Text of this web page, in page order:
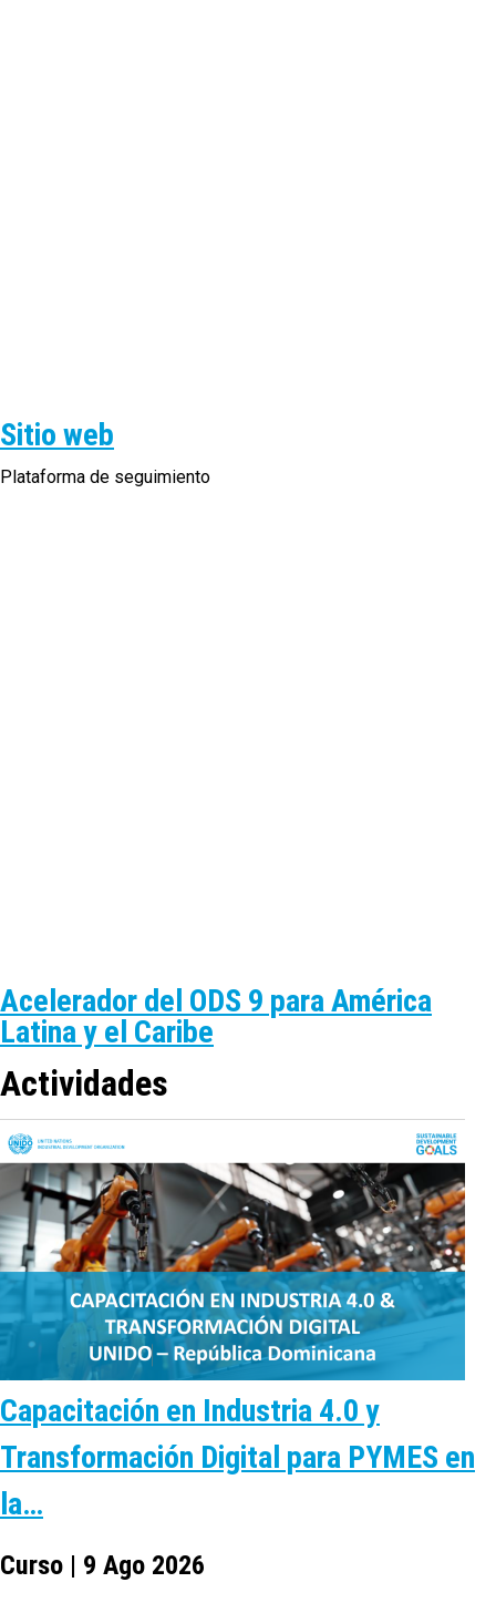
Sitio web
Plataforma de seguimiento
Acelerador del ODS 9 para América
Latina y el Caribe
Actividades
Capacitación en Industria 4.0 y
Transformación Digital para PYMES en
la…
Curso | 9 Ago 2026